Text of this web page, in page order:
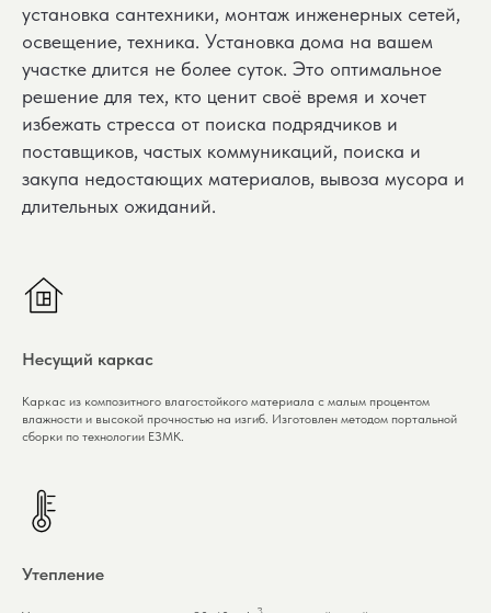
установка сантехники, монтаж инженерных сетей,
освещение, техника. Установка дома на вашем
участке длится не более суток. Это оптимальное
решение для тех, кто ценит своё время и хочет
избежать стресса от поиска подрядчиков и
поставщиков, частых коммуникаций, поиска и
закупа недостающих материалов, вывоза мусора и
длительных ожиданий.
Несущий каркас
Каркас из композитного влагостойкого материала с малым процентом
влажности и высокой прочностью на изгиб. Изготовлен методом портальной
сборки по технологии ЕЗМК.
Утепление